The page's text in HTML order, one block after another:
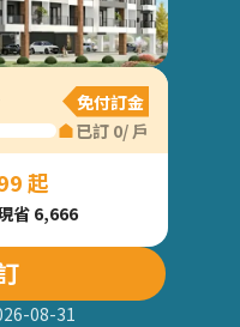
驗屋免付訂金
已訂 0/ 戶
起
省 6,666
08-31